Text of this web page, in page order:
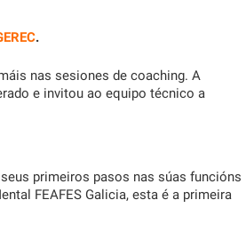
.
nas sesiones de coaching. A
e invitou ao equipo técnico a
primeiros pasos nas súas funcións
FEAFES Galicia, esta é a primeira